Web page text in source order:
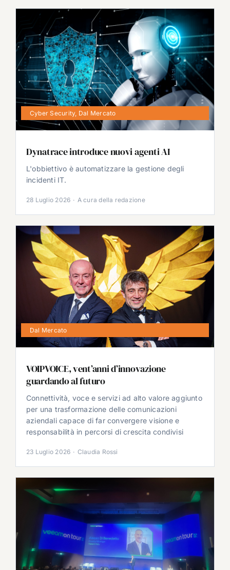
Cyber Security, Dal Mercato
Dynatrace introduce nuovi agenti AI
L'obbiettivo è automatizzare la gestione degli
incidenti IT.
28 Luglio 2026 · A cura della redazione
Dal Mercato
VOIPVOICE, vent’anni d’innovazione
guardando al futuro
Connettività, voce e servizi ad alto valore aggiunto
per una trasformazione delle comunicazioni
aziendali capace di far convergere visione e
responsabilità in percorsi di crescita condivisi
23 Luglio 2026 · Claudia Rossi